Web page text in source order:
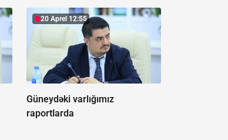
20 Aprel 12:55
Güneydəki varlığımız
raportlarda